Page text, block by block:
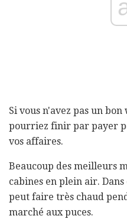
Si vous n'avez pas un
pourriez finir par payer
vos affaires.
Beaucoup des meilleurs
cabines en plein air.
peut faire très chaud
marché aux puces.